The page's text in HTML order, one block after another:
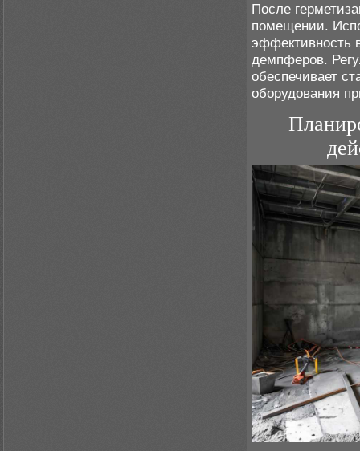
После
помещении.
эффективность
демпферов.
обеспечивает
оборудования